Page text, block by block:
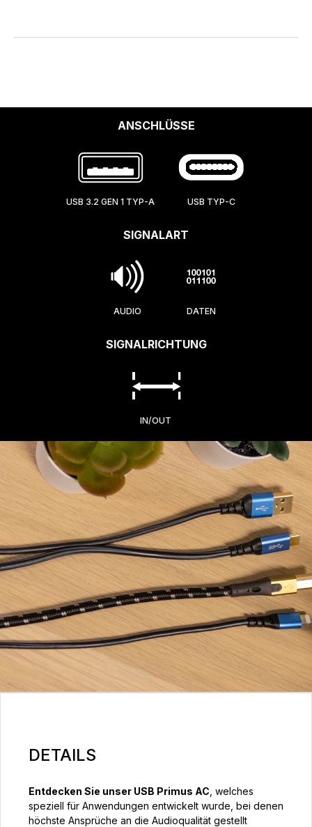
ANSCHLÜSSE
USB 3.2 GEN 1 TYP-A USB TYP-C
SIGNALART
AUDIO DATEN
SIGNALRICHTUNG
IN/OUT
DETAILS
Entdecken Sie unser USB Primus AC , welches
speziell für Anwendungen entwickelt wurde, bei denen
höchste Ansprüche an die Audioqualität gestellt